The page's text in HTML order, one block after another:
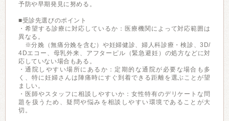
予防や早期発見に努める。
■受診先選びのポイント
・希望する診療に対応しているか：医療機関によって対応範囲は
異なる。
※分娩（無痛分娩を含む）や妊婦健診、婦人科診療・検診、3D/
4Dエコー、母乳外来、アフターピル（緊急避妊）の処方などに対
応していない場合もある。
・通院しやすい場所にあるか：定期的な通院が必要な場合も多
く、特に妊婦さんは陣痛時にすぐ到着できる距離を選ぶことが望
ましい。
・医師やスタッフに相談しやすいか：女性特有のデリケートな問
題を扱うため、疑問や悩みを相談しやすい環境であることが大
切。